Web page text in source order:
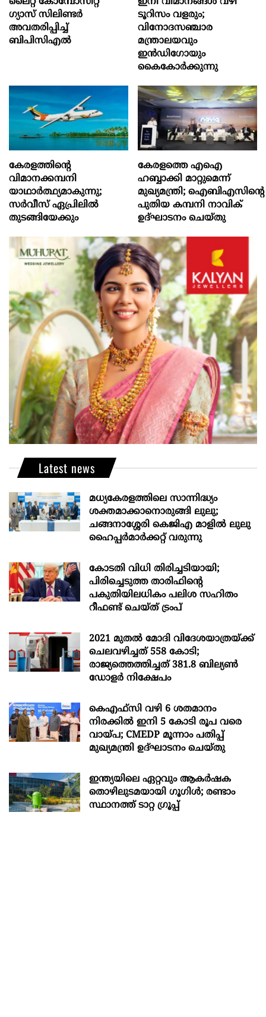
ഗ്യാസ് സിലിണ്ടർ
അവതരിപ്പിച്ച്
ബിപിസിഎൽ
ടൂറിസം വളരും;
വിനോദസഞ്ചാര
മന്ത്രാലയവും
ഇന്‍ഡിഗോയും
കൈകോര്‍ക്കുന്നു
കേരളത്തിന്റെ
വിമാനക്കമ്പനി
യാഥാര്‍ത്ഥ്യമാകുന്നു;
സര്‍വീസ് ഏപ്രിലില്‍
തുടങ്ങിയേക്കും
കേരളത്തെ എഐ
ഹബ്ബാക്കി മാറ്റുമെന്ന്
മുഖ്യമന്ത്രി; ഐബിഎസിന്റെ
പുതിയ കമ്പനി നാവിക്
ഉദ്ഘാടനം ചെയ്തു
Latest news
മധ്യകേരളത്തിലെ സാന്നിദ്ധ്യം
ശക്തമാക്കാനൊരുങ്ങി ലുലു;
ചങ്ങനാശ്ശേരി കെജിഎ മാളിൽ ലുലു
ഹൈപ്പർമാർക്കറ്റ് വരുന്നു
കോടതി വിധി തിരിച്ചടിയായി;
പിരിച്ചെടുത്ത താരിഫിന്‍റെ
പകുതിയിലധികം പലിശ സഹിതം
റീഫണ്ട് ചെയ്ത് ട്രംപ്
2021 മുതൽ മോദി വിദേശയാത്രയ്ക്ക്
ചെലവഴിച്ചത് 558 കോടി;
രാജ്യത്തെത്തിച്ചത് 381.8 ബില്യൺ
ഡോളർ നിക്ഷേപം
കെഎഫ്സി വഴി 6 ശതമാനം
നിരക്കിൽ ഇനി 5 കോടി രൂപ വരെ
വായ്പ; CMEDP മൂന്നാം പതിപ്പ്
മുഖ്യമന്ത്രി ഉദ്ഘാടനം ചെയ്തു
ഇന്ത്യയിലെ ഏറ്റവും ആകര്‍ഷക
തൊഴിലുടമയായി ഗൂഗിള്‍; രണ്ടാം
സ്ഥാനത്ത് ടാറ്റ ഗ്രൂപ്പ്